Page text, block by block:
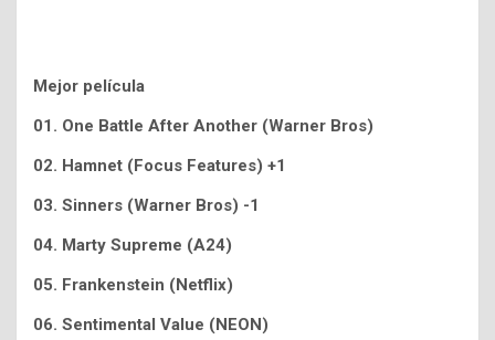
Mejor película
01. One Battle After Another (Warner Bros)
02. Hamnet (Focus Features) +1
03. Sinners (Warner Bros) -1
04. Marty Supreme (A24)
05. Frankenstein (Netflix)
06. Sentimental Value (NEON)